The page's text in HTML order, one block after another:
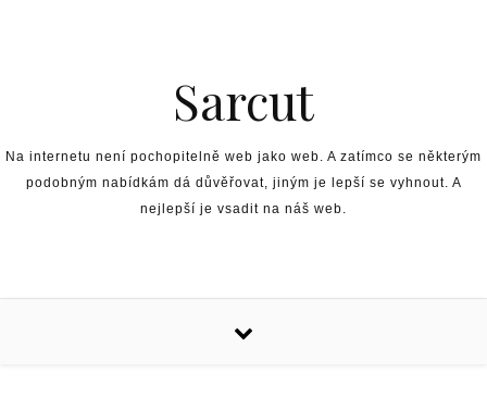
Sarcut
Na internetu není pochopitelně web jako web. A zatímco se některým
podobným nabídkám dá důvěřovat, jiným je lepší se vyhnout. A
nejlepší je vsadit na náš web.